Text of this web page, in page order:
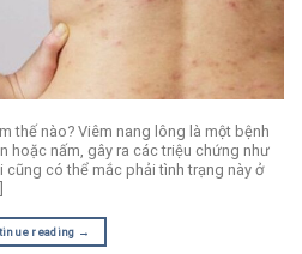
thế nào? Viêm nang lông là một bệnh
hoặc nấm, gây ra các triệu chứng như
cũng có thể mắc phải tình trạng này ở
reading →